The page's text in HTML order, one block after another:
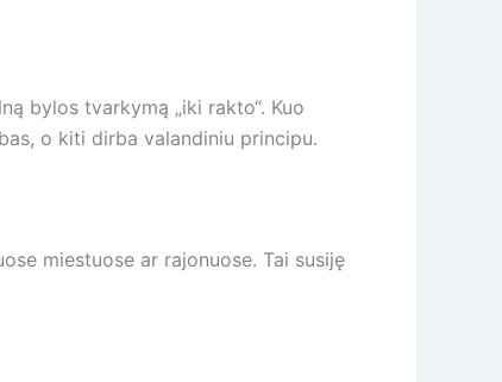
bylos tvarkymą „iki rakto“. Kuo
o kiti dirba valandiniu principu.
miestuose ar rajonuose. Tai susiję